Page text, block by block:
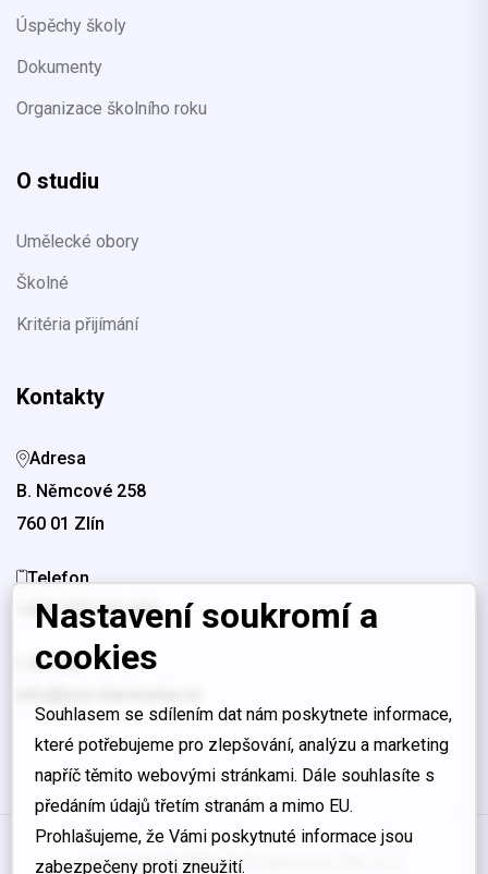
Úspěchy školy
Dokumenty
Organizace školního roku
O studiu
Umělecké obory
Školné
Kritéria přijímání
Kontakty
Adresa
B. Němcové 258
760 01 Zlín
Telefon
+420 577 221 330
E-mail
Copyright © 2026 ZUŠ Harmonie Zlín, s.r.o.
Nastavení soukromí a
cookies
Souhlasem se sdílením dat nám poskytnete informace,
které potřebujeme pro zlepšování, analýzu a marketing
napříč těmito webovými stránkami. Dále souhlasíte s
předáním údajů třetím stranám a mimo EU.
Prohlašujeme, že Vámi poskytnuté informace jsou
zabezpečeny proti zneužití.